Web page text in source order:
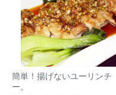
簡単！揚げないユーリンチ
ー。